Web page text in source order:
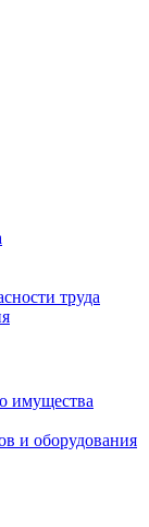
труда
имущества
и оборудования